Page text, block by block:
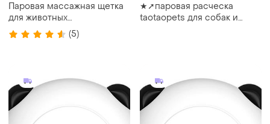
Паровая массажная щетка
для животных
(собак,кошек,грызунов)
(5)
★➚паровая расческа
taotaopets для собак и